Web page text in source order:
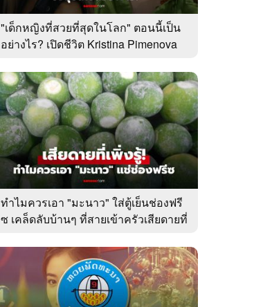
"เด็กหญิงที่สวยที่สุดในโลก" ตอนนี้เป็น
อย่างไร? เปิดชีวิต Kristina Pimenova
ทำไมควรเอา "มะนาว" ใส่ตู้เย็นช่องฟรี
ซ เคล็ดลับบ้านๆ ที่สายเข้าครัวเสียดายที่